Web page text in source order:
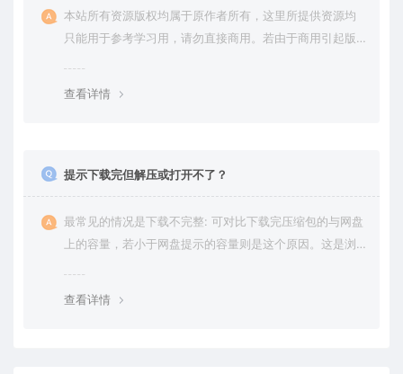
本站所有资源版权均属于原作者所有，这里所提供资源均
只能用于参考学习用，请勿直接商用。若由于商用引起版
查看详情
提示下载完但解压或打开不了？
最常见的情况是下载不完整: 可对比下载完压缩包的与网盘
上的容量，若小于网盘提示的容量则是这个原因。这是浏
查看详情